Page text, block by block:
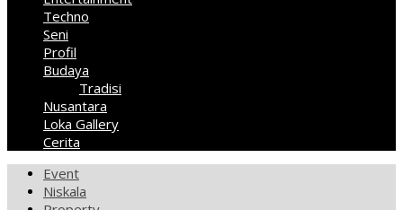
Techno
Seni
Profil
Budaya
Tradisi
Nusantara
Loka Gallery
Cerita
Event
Niskala